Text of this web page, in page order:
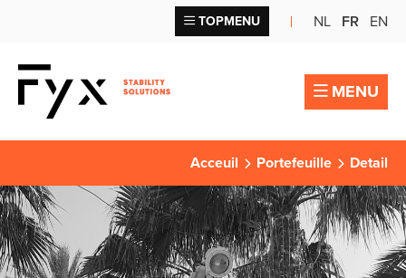
TOPMENU NL FR EN
MENU
Acceuil Portefeuille Detail